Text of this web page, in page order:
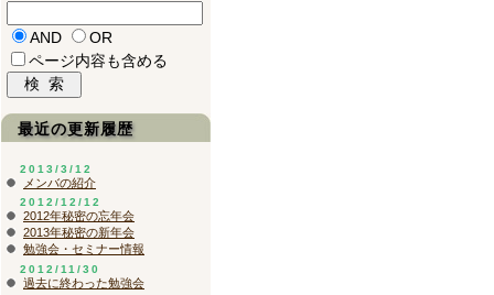
AND
OR
ページ内容も含める
最近の更新履歴
2013/3/12
メンバの紹介
2012/12/12
2012年秘密の忘年会
2013年秘密の新年会
勉強会・セミナー情報
2012/11/30
過去に終わった勉強会